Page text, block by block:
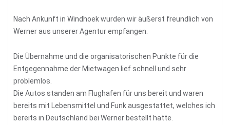
Nach Ankunft in Windhoek wurden wir äußerst freundlich von
Werner aus unserer Agentur empfangen.
Die Übernahme und die organisatorischen Punkte für die
Entgegennahme der Mietwagen lief schnell und sehr
problemlos.
Die Autos standen am Flughafen für uns bereit und waren
bereits mit Lebensmittel und Funk ausgestattet, welches ich
bereits in Deutschland bei Werner bestellt hatte.